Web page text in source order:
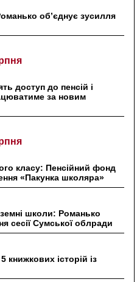
об’єднує зусилля
доступ до пенсій і
за новим
класу: Пенсійний фонд
«Пакунка школяра»
школи: Романько
сесії Сумської облради
книжкових історій із